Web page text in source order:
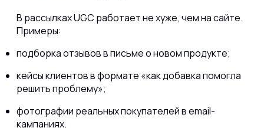
В рассылках UGC работает не хуже, чем на сайте.
Примеры:
подборка отзывов в письме о новом продукте;
кейсы клиентов в формате «как добавка помогла
решить проблему»;
фотографии реальных покупателей в email-
кампаниях.